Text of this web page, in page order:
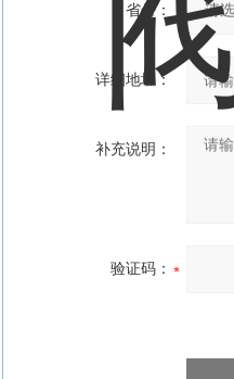
省份：
详细地址：
补充说明：
验证码：